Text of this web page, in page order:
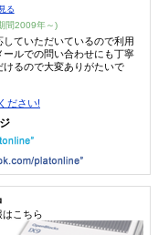
る
間2009年～)
していただいているので利用
ールでの問い合わせにも丁寧
けるので大変ありがたいで
ださい!
はこちら